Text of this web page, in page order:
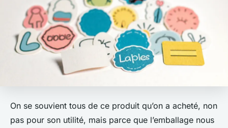
On se souvient tous de ce produit qu’on a acheté, non
pas pour son utilité, mais parce que l’emballage nous